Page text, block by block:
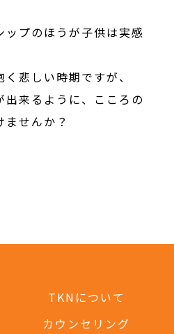
プのほうが子供は実感
悲しい時期ですが、
出来るように、こころの
ませんか？
TKNについて
カウンセリング